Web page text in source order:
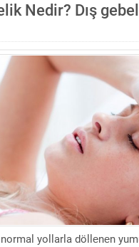
Nedir? Dış
normal yollarla döllеnеn